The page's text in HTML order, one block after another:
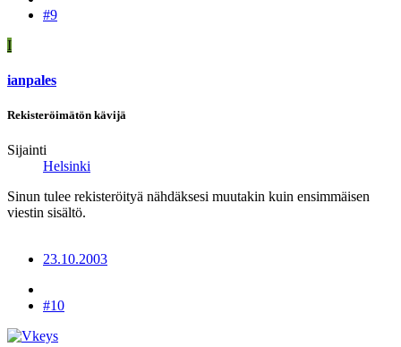
#9
I
ianpales
Rekisteröimätön kävijä
Sijainti
Helsinki
Sinun tulee rekisteröityä nähdäksesi muutakin kuin ensimmäisen
viestin sisältö.
23.10.2003
#10